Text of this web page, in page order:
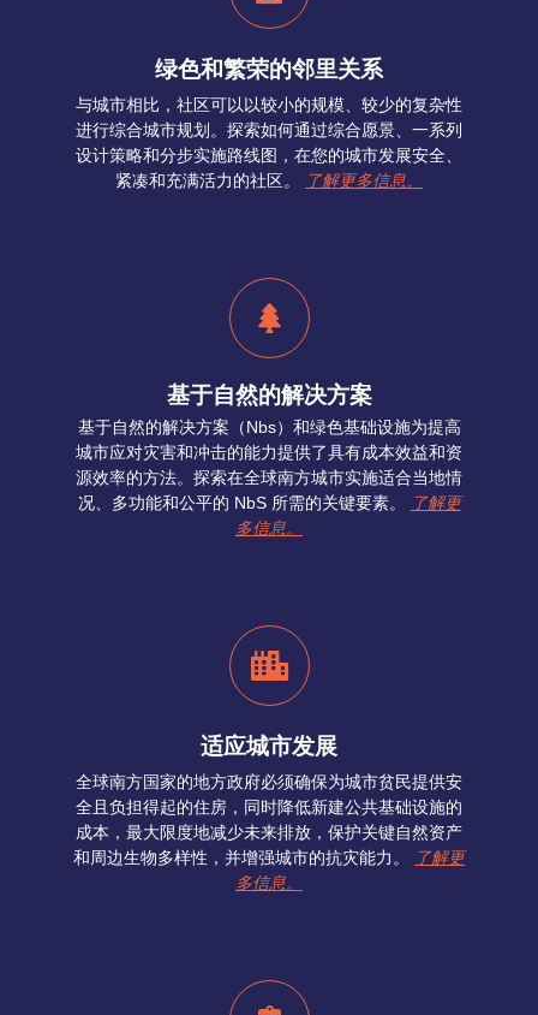
绿色和繁荣的邻里关系
与城市相比，社区可以以较小的规模、较少的复杂性
进行综合城市规划。探索如何通过综合愿景、一系列
设计策略和分步实施路线图，在您的城市发展安全、
紧凑和充满活力的社区。
了解更多信息。
基于自然的解决方案
基于自然的解决方案（Nbs）和绿色基础设施为提高
城市应对灾害和冲击的能力提供了具有成本效益和资
源效率的方法。探索在全球南方城市实施适合当地情
况、多功能和公平的 NbS 所需的关键要素。
了解更
多信息。
适应城市发展
全球南方国家的地方政府必须确保为城市贫民提供安
全且负担得起的住房，同时降低新建公共基础设施的
成本，最大限度地减少未来排放，保护关键自然资产
和周边生物多样性，并增强城市的抗灾能力。
了解更
多信息。